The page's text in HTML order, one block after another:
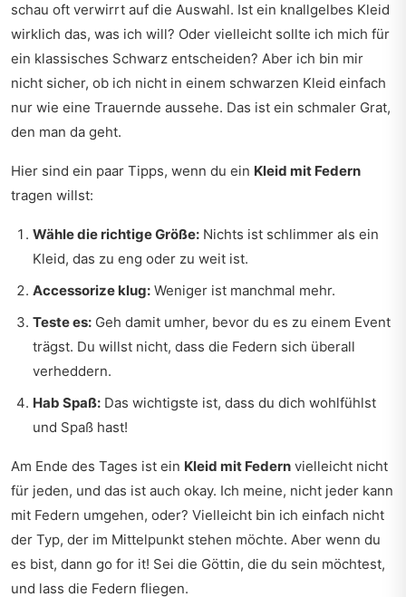
schau oft verwirrt auf die Auswahl. Ist ein knallgelbes Kleid
wirklich das, was ich will? Oder vielleicht sollte ich mich für
ein klassisches Schwarz entscheiden? Aber ich bin mir
nicht sicher, ob ich nicht in einem schwarzen Kleid einfach
nur wie eine Trauernde aussehe. Das ist ein schmaler Grat,
den man da geht.
Hier sind ein paar Tipps, wenn du ein Kleid mit Federn
tragen willst:
Wähle die richtige Größe: Nichts ist schlimmer als ein
Kleid, das zu eng oder zu weit ist.
Accessorize klug: Weniger ist manchmal mehr.
Teste es: Geh damit umher, bevor du es zu einem Event
trägst. Du willst nicht, dass die Federn sich überall
verheddern.
Hab Spaß: Das wichtigste ist, dass du dich wohlfühlst
und Spaß hast!
Am Ende des Tages ist ein Kleid mit Federn vielleicht nicht
für jeden, und das ist auch okay. Ich meine, nicht jeder kann
mit Federn umgehen, oder? Vielleicht bin ich einfach nicht
der Typ, der im Mittelpunkt stehen möchte. Aber wenn du
es bist, dann go for it! Sei die Göttin, die du sein möchtest,
und lass die Federn fliegen.